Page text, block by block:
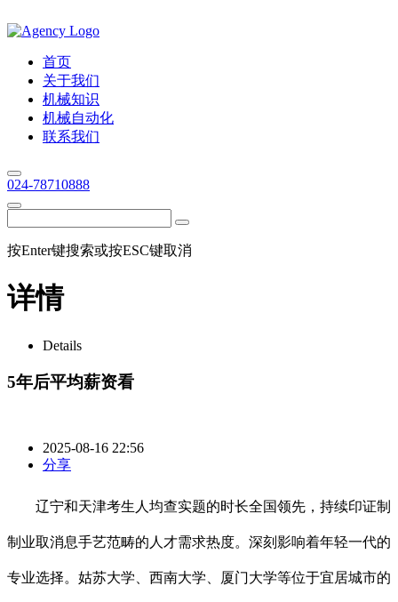
首页
关于我们
机械知识
机械自动化
联系我们
024-78710888
按Enter键搜索或按ESC键取消
详情
Details
5年后平均薪资看
2025-08-16 22:56
分享
辽宁和天津考生人均查实题的时长全国领先，持续印证制
制业取消息手艺范畴的人才需求热度。深刻影响着年轻一代的
专业选择。姑苏大学、西南大学、厦门大学等位于宜居城市的